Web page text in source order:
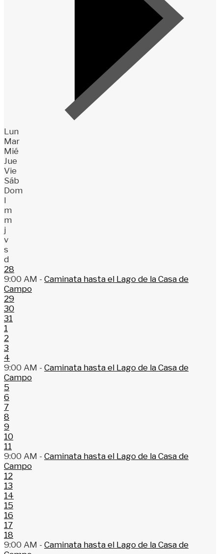
Lun
Mar
Mié
Jue
Vie
Sáb
Dom
l
m
m
j
v
s
d
28
9:00 AM - Caminata hasta el Lago de la Casa de
Campo
29
30
31
1
2
3
4
9:00 AM - Caminata hasta el Lago de la Casa de
Campo
5
6
7
8
9
10
11
9:00 AM - Caminata hasta el Lago de la Casa de
Campo
12
13
14
15
16
17
18
9:00 AM - Caminata hasta el Lago de la Casa de